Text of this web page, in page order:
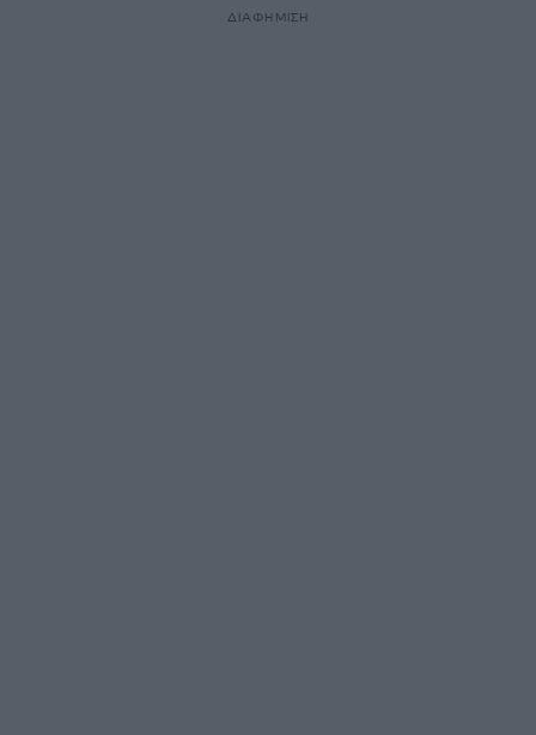
ΔΙΑΦΗΜΙΣΗ